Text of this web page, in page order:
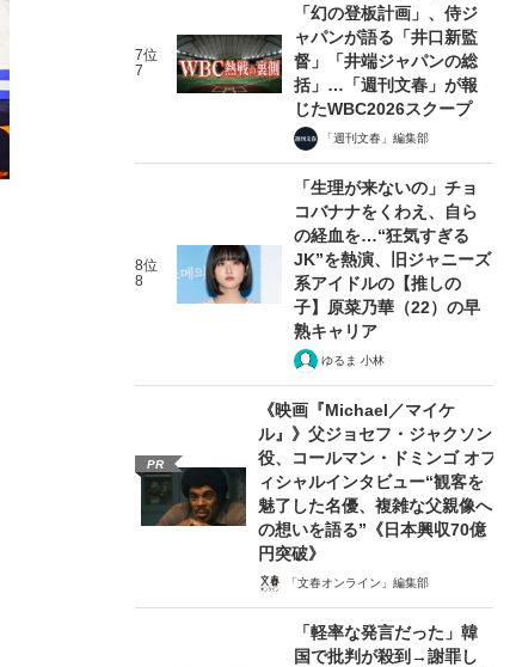
7位
7
「幻の登板計画」、侍ジ
ャパンが語る「井口新監
督」「井端ジャパンの総
括」…「週刊文春」が報
じたWBC2026スクープ
「週刊文春」編集部
8位
8
「生理が来ないの」チョ
コバナナをくわえ、自ら
の経血を…“狂気すぎる
JK”を熱演、旧ジャニーズ
系アイドルの【推しの
子】原菜乃華（22）の早
熟キャリア
ゆるま 小林
PR
《映画『Michael／マイケ
ル』》父ジョセフ・ジャクソン
役、コールマン・ドミンゴ オフ
ィシャルインタビュー“観客を
魅了した名優、複雑な父親像へ
の想いを語る”《日本興収70億
円突破》
「文春オンライン」編集部
「軽率な発言だった」韓
国で批判が殺到→謝罪し